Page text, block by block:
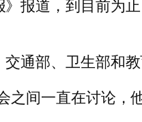
报道，到目前为
通部、卫生部和
之间一直在讨论，